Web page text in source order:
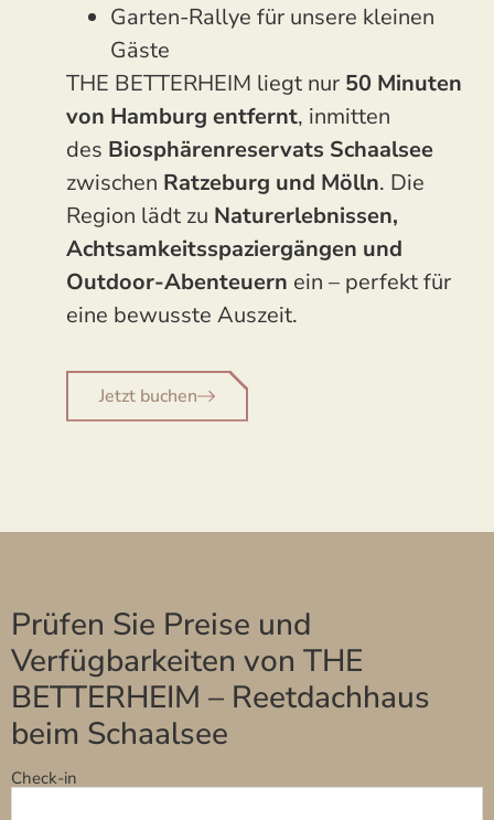
Garten-Rallye für unsere kleinen
Gäste
THE BETTERHEIM liegt nur 50 Minuten
von Hamburg entfernt, inmitten
des Biosphärenreservats Schaalsee
zwischen Ratzeburg und Mölln. Die
Region lädt zu Naturerlebnissen,
Achtsamkeitsspaziergängen und
Outdoor-Abenteuern ein – perfekt für
eine bewusste Auszeit.
Jetzt buchen
Prüfen Sie Preise und
Verfügbarkeiten von THE
BETTERHEIM – Reetdachhaus
beim Schaalsee
Check-in